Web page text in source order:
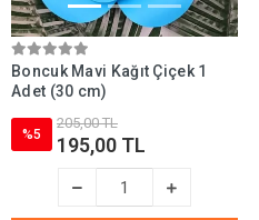
Boncuk Mavi Kağıt Çiçek 1
Adet (30 cm)
%5
205,00 TL
195,00 TL